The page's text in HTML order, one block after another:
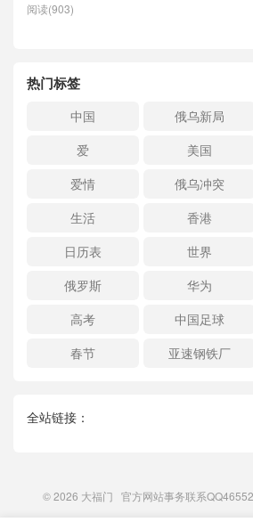
阅读(903)
热门标签
中国 俄乌新局
爱
美国
爱情
俄乌冲突
生活
香港
日历表
世界
俄罗斯
华为
高考
中国足球
春节
亚速钢铁厂
全站链接：
© 2026 大福门 官方网站事务联系